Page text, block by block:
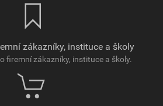
zákazníky, instituce a školy
firemní zákazníky, instituce a školy.